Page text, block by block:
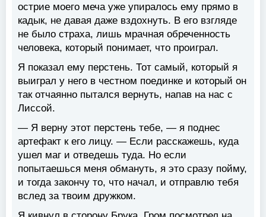
острие моего меча уже упиралось ему прямо в
кадык, не давая даже вздохнуть. В его взгляде
не было страха, лишь мрачная обреченность
человека, который понимает, что проиграл.
Я показал ему перстень. Тот самый, который я
выиграл у него в честном поединке и который он
так отчаянно пытался вернуть, напав на нас с
Лиссой.
— Я верну этот перстень тебе, — я поднес
артефакт к его лицу. — Если расскажешь, куда
ушел маг и отведешь туда. Но если
попытаешься меня обмануть, я это сразу пойму,
и тогда закончу то, что начал, и отправлю тебя
вслед за твоим дружком.